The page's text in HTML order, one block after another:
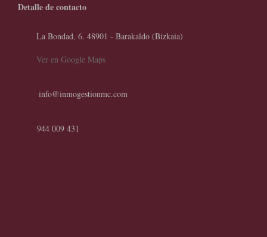
Detalle de contacto
La Bondad, 6. 48901 - Barakaldo (Bizkaia)
Ver en Google Maps
info@inmogestionmc.com
944 009 431